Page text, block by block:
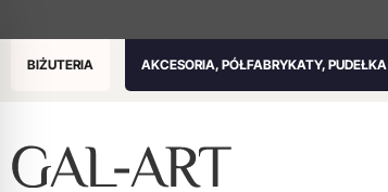
BIŻUTERIA AKCESORIA, PÓŁFABRYKATY, PUDEŁKA